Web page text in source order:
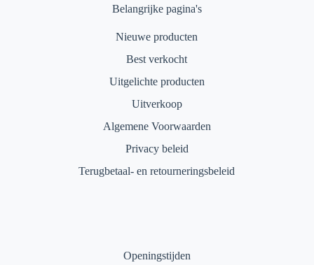
Belangrijke pagina's
Nieuwe producten
Best verkocht
Uitgelichte producten
Uitverkoop
Algemene Voorwaarden
Privacy beleid
Terugbetaal- en retourneringsbeleid
Openingstijden